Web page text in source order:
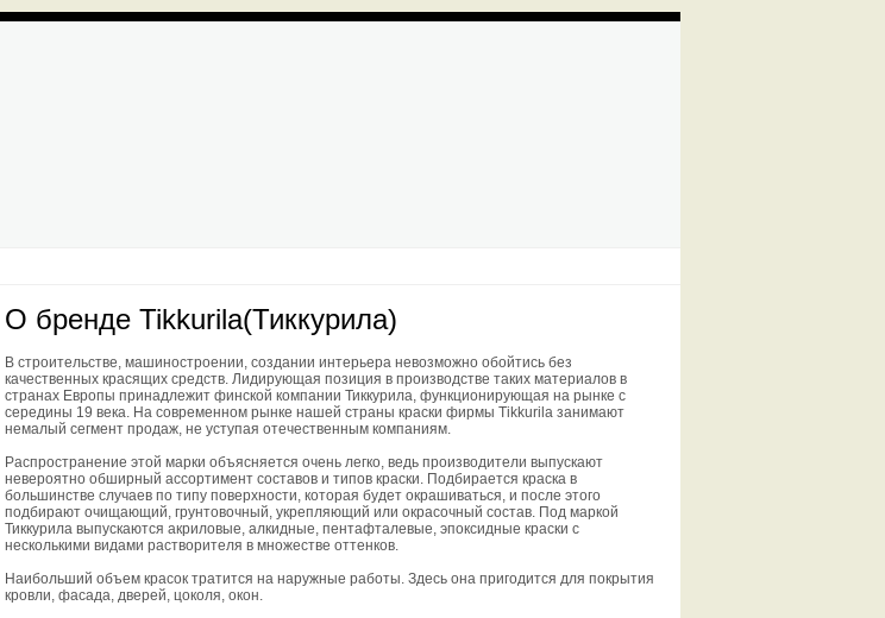
О бренде Tikkurila(Тиккурила)
В строительстве, машиностроении, создании интерьера невозможно обойтись без
качественных красящих средств. Лидирующая позиция в производстве таких материалов в
странах Европы принадлежит финской компании Тиккурила, функционирующая на рынке с
середины 19 века. На современном рынке нашей страны краски фирмы Tikkurila занимают
немалый сегмент продаж, не уступая отечественным компаниям.
Распространение этой марки объясняется очень легко, ведь производители выпускают
невероятно обширный ассортимент составов и типов краски. Подбирается краска в
большинстве случаев по типу поверхности, которая будет окрашиваться, и после этого
подбирают очищающий, грунтовочный, укрепляющий или окрасочный состав. Под маркой
Тиккурила выпускаются акриловые, алкидные, пентафталевые, эпоксидные краски с
несколькими видами растворителя в множестве оттенков.
Наибольший объем красок тратится на наружные работы. Здесь она пригодится для покрытия
кровли, фасада, дверей, цоколя, окон.